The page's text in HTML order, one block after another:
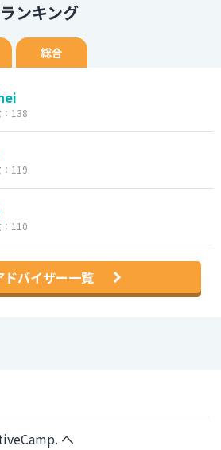
ンキング
総合
138
119
110
ドバイザー一覧
へ